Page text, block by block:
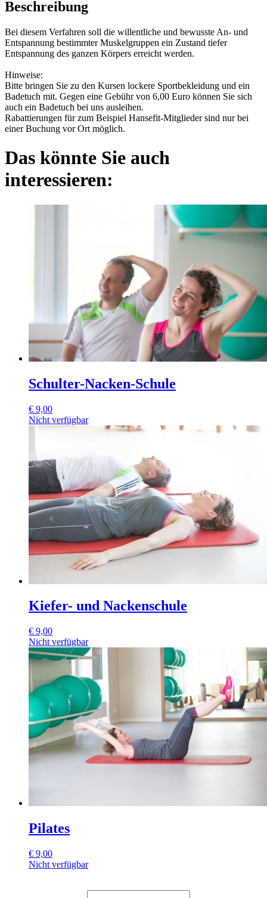
Beschreibung
Bei diesem Verfahren soll die willentliche und bewusste An- und
Entspannung bestimmter Muskelgruppen ein Zustand tiefer
Entspannung des ganzen Körpers erreicht werden.
Hinweise:
Bitte bringen Sie zu den Kursen lockere Sportbekleidung und ein
Badetuch mit. Gegen eine Gebühr von 6,00 Euro können Sie sich
auch ein Badetuch bei uns ausleihen.
Rabattierungen für zum Beispiel Hansefit-Mitglieder sind nur bei
einer Buchung vor Ort möglich.
Das könnte Sie auch
interessieren:
Schulter-Nacken-Schule
€ 9,00
Nicht verfügbar
Kiefer- und Nackenschule
€ 9,00
Nicht verfügbar
Pilates
€ 9,00
Nicht verfügbar